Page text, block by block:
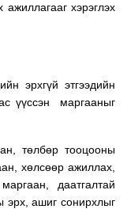
хэрэглэх
эрхгүй этгээдийн
үүссэн маргааныг
төлбөр тооцооны
хөлсөөр ажиллах,
даатгалтай
эрх, ашиг сонирхлыг